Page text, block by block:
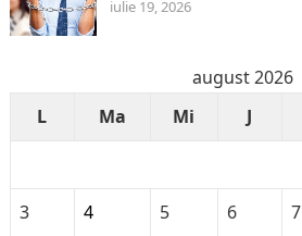
iulie 19, 2026
august 2026
L
Ma Mi J
3
4 5 6 7